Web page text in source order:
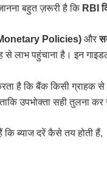
बहुत ज़रूरी है कि RBI
(Monetary Policies) और
लाभ पहुंचाना है। इन
है कि बैंक किसी ग्राहक से
उपभोक्ता सही तुलना
ब्याज दरें कैसे तय होती हैं,